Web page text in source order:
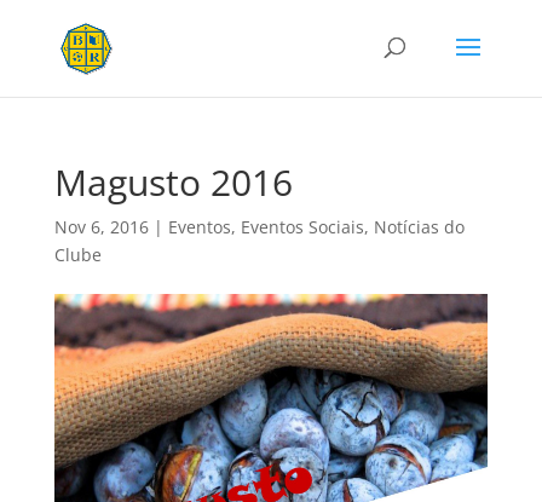
Magusto 2016
Nov 6, 2016| Eventos, Eventos Sociais, Notícias do
Clube